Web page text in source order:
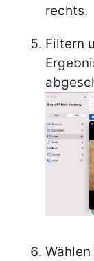
rechts.
Filtern